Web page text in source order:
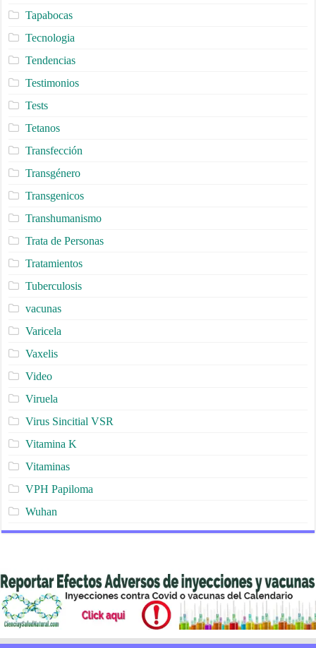
Tapabocas
Tecnologia
Tendencias
Testimonios
Tests
Tetanos
Transfección
Transgénero
Transgenicos
Transhumanismo
Trata de Personas
Tratamientos
Tuberculosis
vacunas
Varicela
Vaxelis
Video
Viruela
Virus Sincitial VSR
Vitamina K
Vitaminas
VPH Papiloma
Wuhan